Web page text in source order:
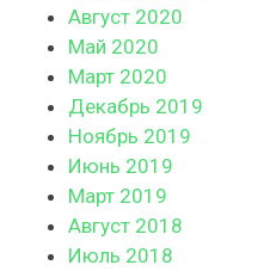
Август 2020
Май 2020
Март 2020
Декабрь 2019
Ноябрь 2019
Июнь 2019
Март 2019
Август 2018
Июль 2018